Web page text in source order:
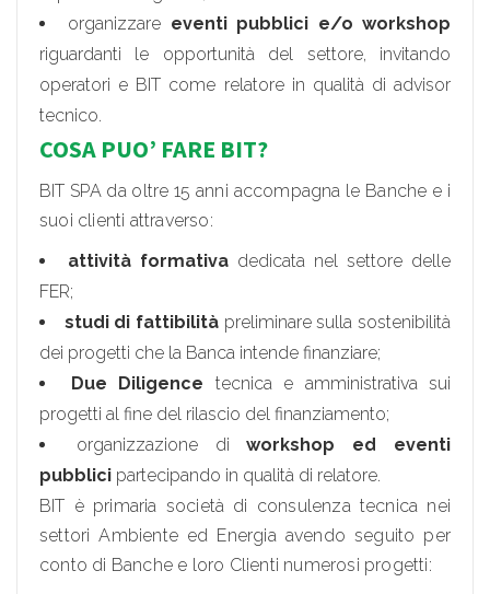
organizzare eventi pubblici e/o workshop
riguardanti le opportunità del settore, invitando
operatori e BIT come relatore in qualità di advisor
tecnico.
COSA PUO’ FARE BIT?
BIT SPA da oltre 15 anni accompagna le Banche e i
suoi clienti attraverso:
attività formativa dedicata nel settore delle
FER;
studi di fattibilità preliminare sulla sostenibilità
dei progetti che la Banca intende finanziare;
Due Diligence tecnica e amministrativa sui
progetti al fine del rilascio del finanziamento;
organizzazione di workshop ed eventi
pubblici partecipando in qualità di relatore.
BIT è primaria società di consulenza tecnica nei
settori Ambiente ed Energia avendo seguito per
conto di Banche e loro Clienti numerosi progetti: